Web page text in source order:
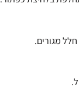
מגורים.